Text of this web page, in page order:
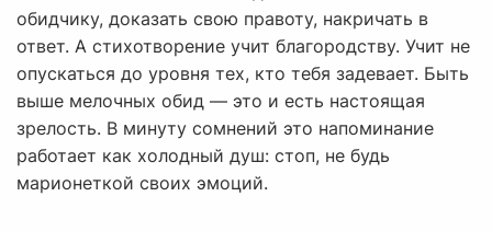
обидчику, доказать свою правоту, накричать в
ответ. А стихотворение учит благородству. Учит не
опускаться до уровня тех, кто тебя задевает. Быть
выше мелочных обид — это и есть настоящая
зрелость. В минуту сомнений это напоминание
работает как холодный душ: стоп, не будь
марионеткой своих эмоций.